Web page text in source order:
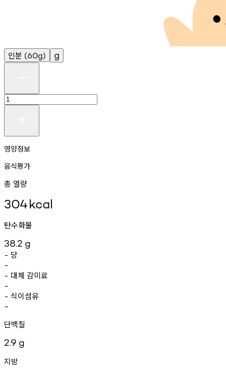
인분 (60g) g
영양정보
음식평가
총 열량
304kcal
탄수화물
38.2 g
- 당
-
- 대체 감미료
-
- 식이섬유
-
단백질
2.9 g
지방